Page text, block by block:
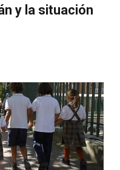
y la situación